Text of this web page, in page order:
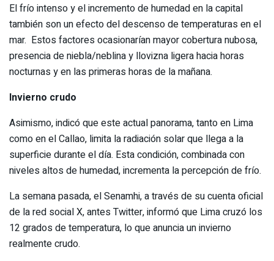
El frío intenso y el incremento de humedad en la capital
también son un efecto del descenso de temperaturas en el
mar. Estos factores ocasionarían mayor cobertura nubosa,
presencia de niebla/neblina y llovizna ligera hacia horas
nocturnas y en las primeras horas de la mañana.
Invierno crudo
Asimismo, indicó que este actual panorama, tanto en Lima
como en el Callao, limita la radiación solar que llega a la
superficie durante el día. Esta condición, combinada con
niveles altos de humedad, incrementa la percepción de frío.
La semana pasada, el Senamhi, a través de su cuenta oficial
de la red social X, antes Twitter, informó que Lima cruzó los
12 grados de temperatura, lo que anuncia un invierno
realmente crudo.